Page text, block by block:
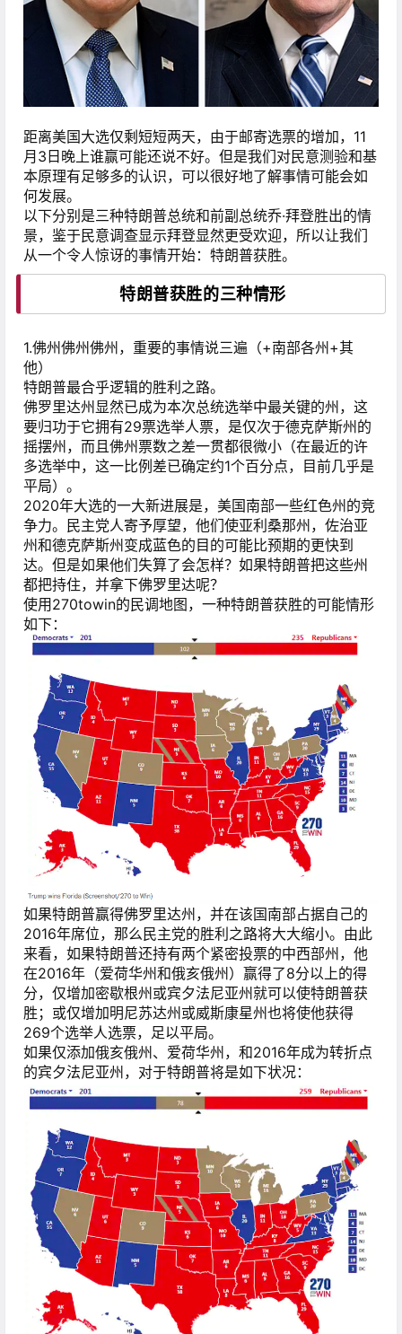
距离美国大选仅剩短短两天，由于邮寄选票的增加，11
月3日晚上谁赢可能还说不好。但是我们对民意测验和基
本原理有足够多的认识，可以很好地了解事情可能会如
何发展。
以下分别是三种特朗普总统和前副总统乔·拜登胜出的情
景，鉴于民意调查显示拜登显然更受欢迎，所以让我们
从一个令人惊讶的事情开始：特朗普获胜。
特朗普获胜的三种情形
1.佛州佛州佛州，重要的事情说三遍（+南部各州+其
他）
特朗普最合乎逻辑的胜利之路。
佛罗里达州显然已成为本次总统选举中最关键的州，这
要归功于它拥有29票选举人票，是仅次于德克萨斯州的
摇摆州，而且佛州票数之差一贯都很微小（在最近的许
多选举中，这一比例差已确定约1个百分点，目前几乎是
平局）。
2020年大选的一大新进展是，美国南部一些红色州的竞
争力。民主党人寄予厚望，他们使亚利桑那州，佐治亚
州和德克萨斯州变成蓝色的目的可能比预期的更快到
达。但是如果他们失算了会怎样？如果特朗普把这些州
都把持住，并拿下佛罗里达呢？
使用270towin的民调地图，一种特朗普获胜的可能情形
如下：
如果特朗普赢得佛罗里达州，并在该国南部占据自己的
2016年席位，那么民主党的胜利之路将大大缩小。由此
来看，如果特朗普还持有两个紧密投票的中西部州，他
在2016年（爱荷华州和俄亥俄州）赢得了8分以上的得
分，仅增加密歇根州或宾夕法尼亚州就可以使特朗普获
胜；或仅增加明尼苏达州或威斯康星州也将使他获得
269个选举人选票，足以平局。
如果仅添加俄亥俄州、爱荷华州，和2016年成为转折点
的宾夕法尼亚州，对于特朗普将是如下状况：